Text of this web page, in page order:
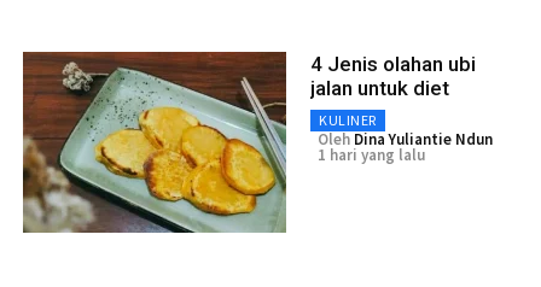
4 Jenis olahan ubi
jalan untuk diet
KULINER
Oleh Dina Yuliantie Ndun
1 hari yang lalu